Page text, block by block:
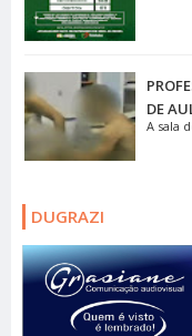
DE
A sala
DUGRAZI